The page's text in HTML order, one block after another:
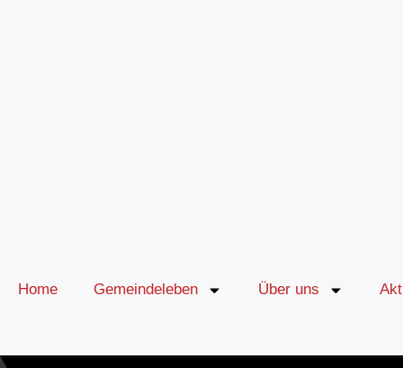
Home Gemeindeleben Über uns